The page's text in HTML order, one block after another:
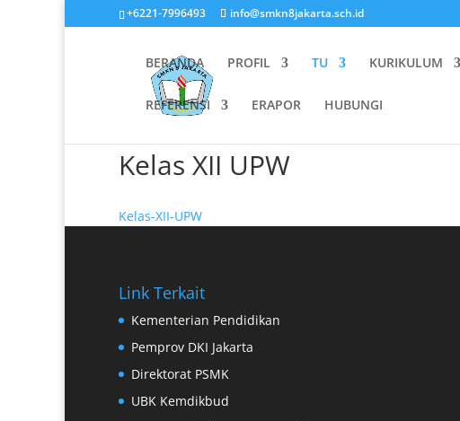
+6221-7996493 info@smkn8jakarta.sch.id
BERANDA PROFIL TU KURIKULUM
REFERENSI ERAPOR HUBUNGI
Kelas XII UPW
Kelas-XII-UPW
Link Terkait
Kementerian Pendidikan
Pemprov DKI Jakarta
Direktorat PSMK
UBK Kemdikbud